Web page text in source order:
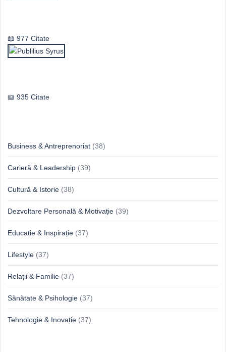
977 Citate
935 Citate
Business & Antreprenoriat (38)
Carieră & Leadership (39)
Cultură & Istorie (38)
Dezvoltare Personală & Motivație (39)
Educație & Inspirație (37)
Lifestyle (37)
Relații & Familie (37)
Sănătate & Psihologie (37)
Tehnologie & Inovație (37)